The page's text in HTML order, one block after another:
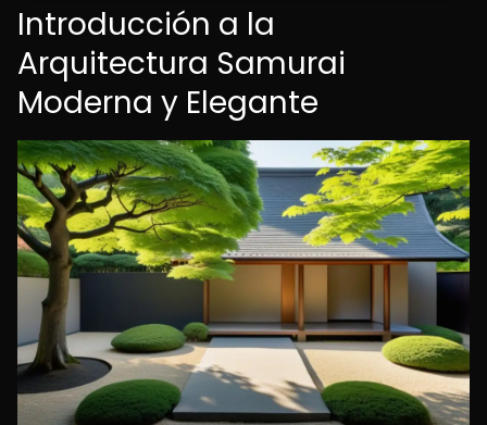
Introducción a la
Arquitectura Samurai
Moderna y Elegante